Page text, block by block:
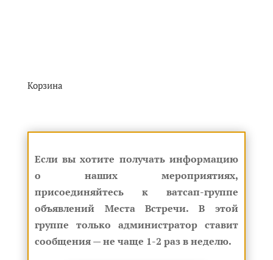
Корзина
Если вы хотите получать информацию
о наших мероприятиях,
присоединяйтесь к ватсап-группе
объявлений Места Встречи. В этой
группе только администратор ставит
сообщения — не чаще 1-2 раз в неделю.